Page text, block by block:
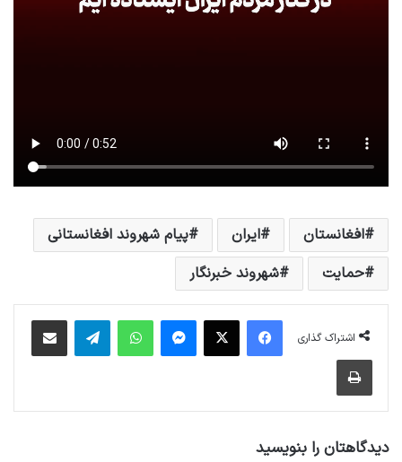
افغانستان ایران
پیام شهروند افغانستانی
حمایت
شهروند خبرنگار
اشتراک گذاری
فیس بوک X پیام رسان واتس آپ تلگرام اشتراک گذاری از طریق ایمیل
چاپ
دیدگاهتان را بنویسید